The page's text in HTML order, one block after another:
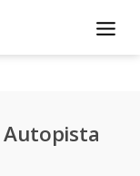
Autopista